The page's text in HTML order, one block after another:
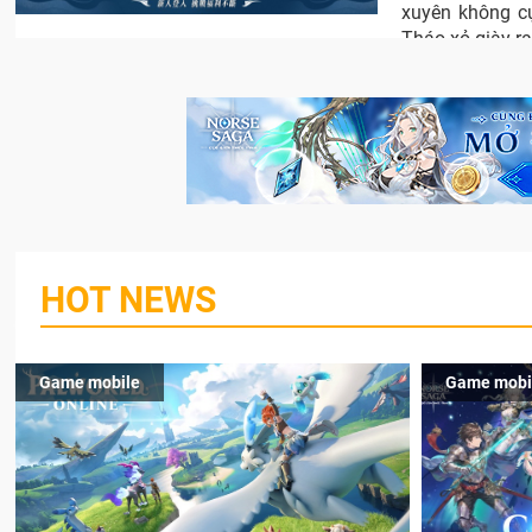
xuyên không
Tháo xỏ giày
HOT NEWS
Game mobile Game